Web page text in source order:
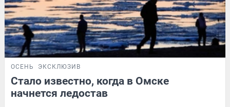
ОСЕНЬ ЭКСКЛЮЗИВ
Стало известно, когда в Омске
начнется ледостав